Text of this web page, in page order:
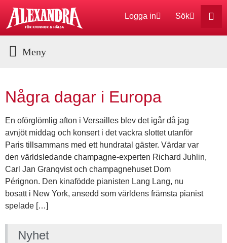
Logga in Sök
Några dagar i Europa
En oförglömlig afton i Versailles blev det igår då jag
avnjöt middag och konsert i det vackra slottet utanför
Paris tillsammans med ett hundratal gäster. Värdar var
den världsledande champagne-experten Richard Juhlin,
Carl Jan Granqvist och champagnehuset Dom
Pérignon. Den kinafödde pianisten Lang Lang, nu
bosatt i New York, ansedd som världens främsta pianist
spelade […]
Nyhet